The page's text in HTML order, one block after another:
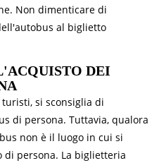
Non dimenticare di
al biglietto
DEI
si sconsiglia di
di persona. Tuttavia, qualora
non è il luogo in cui si
persona. La biglietteria